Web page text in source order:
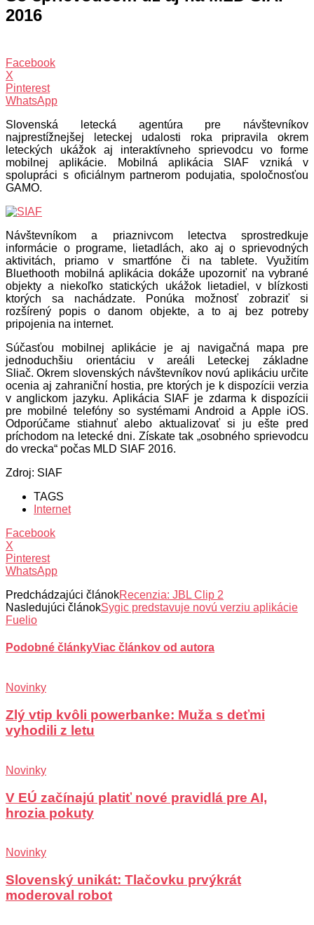
2016
Facebook
X
Pinterest
WhatsApp
Slovenská letecká agentúra pre návštevníkov
najprestížnejšej leteckej udalosti roka pripravila okrem
leteckých ukážok aj interaktívneho sprievodcu vo forme
mobilnej aplikácie. Mobilná aplikácia SIAF vzniká v
spolupráci s oficiálnym partnerom podujatia, spoločnosťou
GAMO.
Návštevníkom a priaznivcom letectva sprostredkuje
informácie o programe, lietadlách, ako aj o sprievodných
aktivitách, priamo v smartfóne či na tablete. Využitím
Bluethooth mobilná aplikácia dokáže upozorniť na vybrané
objekty a niekoľko statických ukážok lietadiel, v blízkosti
ktorých sa nachádzate. Ponúka možnosť zobraziť si
rozšírený popis o danom objekte, a to aj bez potreby
pripojenia na internet.
Súčasťou mobilnej aplikácie je aj navigačná mapa pre
jednoduchšiu orientáciu v areáli Leteckej základne
Sliač. Okrem slovenských návštevníkov novú aplikáciu určite
ocenia aj zahraniční hostia, pre ktorých je k dispozícii verzia
v anglickom jazyku. Aplikácia SIAF je zdarma k dispozícii
pre mobilné telefóny so systémami Android a Apple iOS.
Odporúčame stiahnuť alebo aktualizovať si ju ešte pred
príchodom na letecké dni. Získate tak „osobného sprievodcu
do vrecka“ počas MLD SIAF 2016.
Zdroj: SIAF
TAGS
Internet
Facebook
X
Pinterest
WhatsApp
Predchádzajúci článokRecenzia: JBL Clip 2
Nasledujúci článokSygic predstavuje novú verziu aplikácie
Fuelio
Podobné článkyViac článkov od autora
Novinky
Zlý vtip kvôli powerbanke: Muža s deťmi
vyhodili z letu
Novinky
V EÚ začínajú platiť nové pravidlá pre AI,
hrozia pokuty
Novinky
Slovenský unikát: Tlačovku prvýkrát
moderoval robot